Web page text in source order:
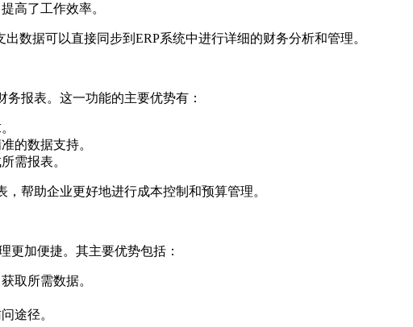
高了工作效率。
数据可以直接同步到ERP系统中进行详细的财务分析和管理。
报表。这一功能的主要优势有：
的数据支持。
需报表。
帮助企业更好地进行成本控制和预算管理。
更加便捷。其主要优势包括：
取所需数据。
途径。